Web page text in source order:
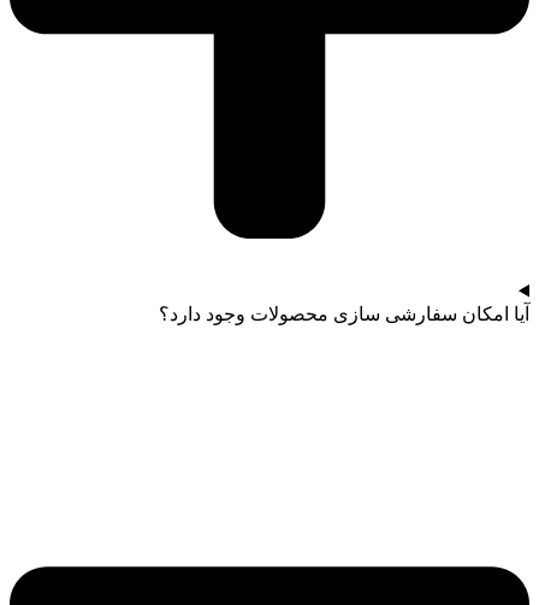
آیا امکان سفارشی سازی محصولات وجود دارد؟